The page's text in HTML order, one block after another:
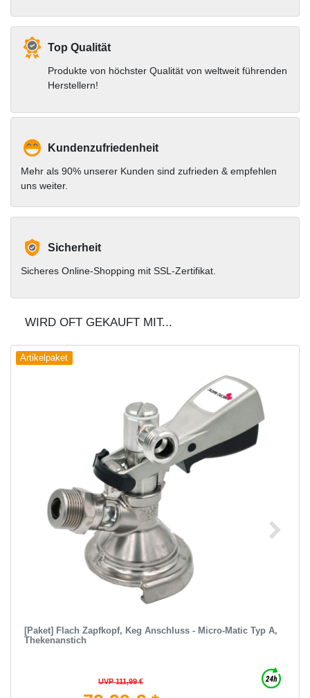
Top Qualität
Produkte von höchster Qualität von weltweit führenden
Herstellern!
Kundenzufriedenheit
Mehr als 90% unserer Kunden sind zufrieden & empfehlen
uns weiter.
Sicherheit
Sicheres Online-Shopping mit SSL-Zertifikat.
WIRD OFT GEKAUFT MIT...
Artikelpaket
[Paket] Flach Zapfkopf, Keg Anschluss - Micro-Matic Typ A,
Thekenanstich
UVP 111,99 €